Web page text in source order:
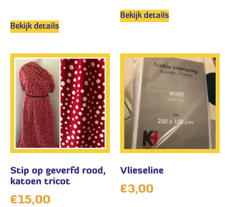
Bekijk details
Bekijk details
Stip op geverfd rood,
katoen tricot
€15,00
Vlieseline
€3,00